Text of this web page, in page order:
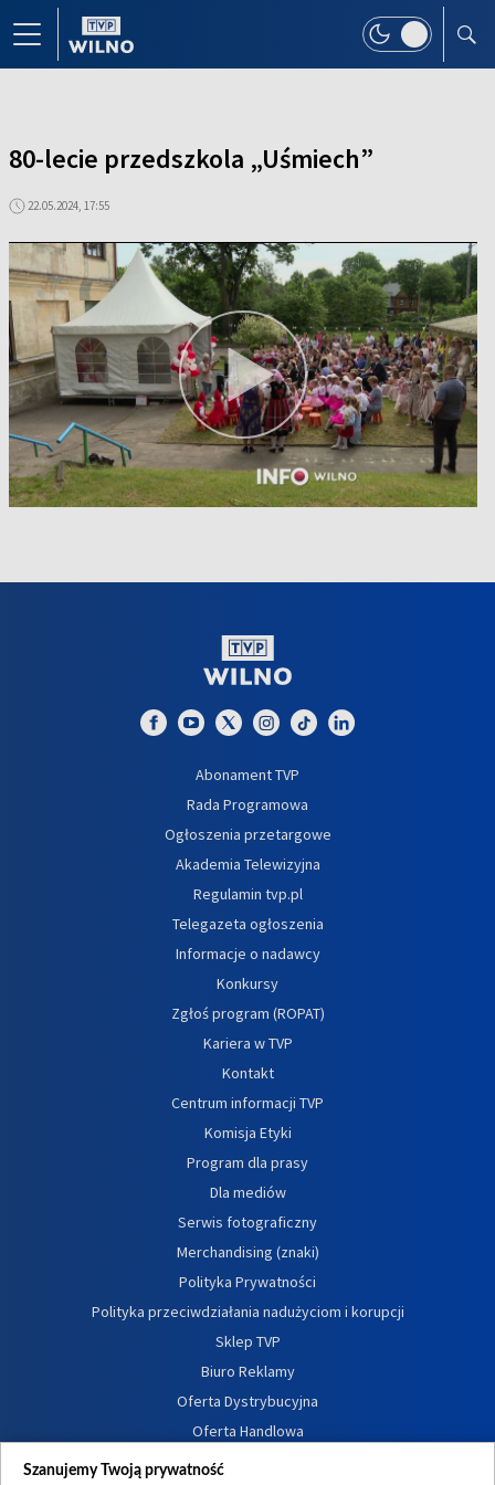
80-lecie przedszkola „Uśmiech”
22.05.2024, 17:55
Abonament TVP
Rada Programowa
Ogłoszenia przetargowe
Akademia Telewizyjna
Regulamin tvp.pl
Telegazeta ogłoszenia
Informacje o nadawcy
Konkursy
Zgłoś program (ROPAT)
Kariera w TVP
Kontakt
Centrum informacji TVP
Komisja Etyki
Program dla prasy
Dla mediów
Serwis fotograficzny
Merchandising (znaki)
Polityka Prywatności
Polityka przeciwdziałania nadużyciom i korupcji
Sklep TVP
Biuro Reklamy
Oferta Dystrybucyjna
Oferta Handlowa
Dostępność
Szanujemy Twoją prywatność